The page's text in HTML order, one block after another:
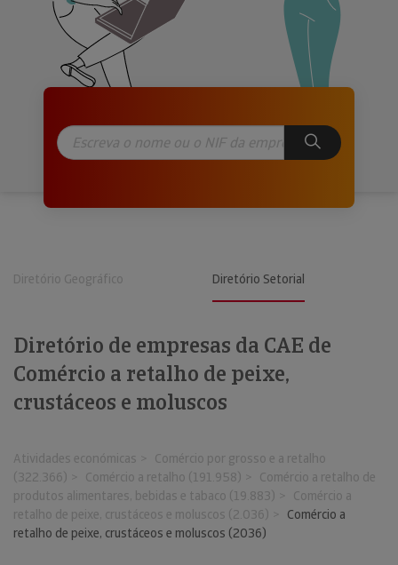
Diretório Geográfico Diretório Setorial
Diretório de empresas da CAE de
Comércio a retalho de peixe,
crustáceos e moluscos
Atividades económicas
Comércio por grosso e a retalho
(322.366)
Comércio a retalho (191.958)
Comércio a retalho de
produtos alimentares, bebidas e tabaco (19.883)
Comércio a
retalho de peixe, crustáceos e moluscos (2.036)
Comércio a
retalho de peixe, crustáceos e moluscos (2036)